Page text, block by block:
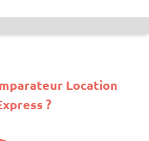
Location
?